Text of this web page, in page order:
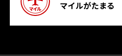
マイルがたまる